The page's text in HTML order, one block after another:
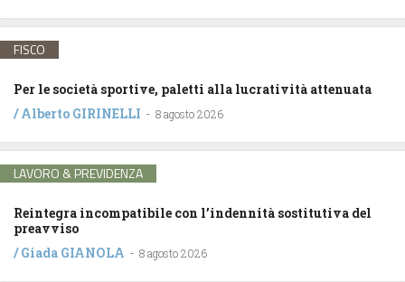
FISCO
Per le società sportive, paletti alla lucratività attenuata
/Alberto GIRINELLI - 8 agosto 2026
LAVORO & PREVIDENZA
Reintegra incompatibile con l’indennità sostitutiva del
preavviso
/Giada GIANOLA - 8 agosto 2026